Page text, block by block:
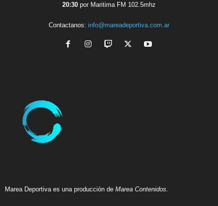
20:30 por Maritima FM 102.5mhz
Contactanos: info@mareadeportiva.com.ar
Marea Deportiva es una producción de Marea Contenidos.